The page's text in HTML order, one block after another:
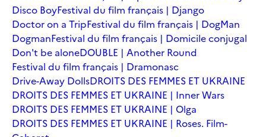
Disco BoyFestival du film français | Django
Doctor on a TripFestival du film français | DogMan
DogmanFestival du film français | Domicile conjugal
Don't be aloneDOUBLE | Another Round
Festival du film français | Dramonasc
Drive-Away DollsDROITS DES FEMMES ET UKRAINE
DROITS DES FEMMES ET UKRAINE | Inner Wars
DROITS DES FEMMES ET UKRAINE | Olga
DROITS DES FEMMES ET UKRAINE | Roses. Film-